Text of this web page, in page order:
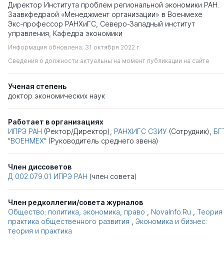
Директор Института проблем региональной экономики РАН.
Заавкфедраой «Менеджмент организации» в Военмехе
Экс-профессор РАНХиГС, Северо-Западный институт
управления, Кафедра экономики
Информация обновлена: 31 октября 2022 г.
Сведения о должности актуальны на момент публикации на сайте
Ученая степень
доктор экономических наук
Работает в организациях
ИПРЭ РАН (Ректор/Директор), РАНХИГС СЗИУ (Сотрудник),
"ВОЕНМЕХ" (Руководитель среднего звена)
Член диссоветов
Д 002.079.01 ИПРЭ РАН (член совета)
Член редколлегии/совета журналов
Общество: политика, экономика, право
NovaInfo.Ru
Теория
практика общественного развития
Экономика и бизнес:
теория и практика